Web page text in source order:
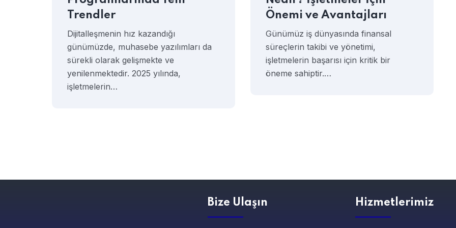
Trendler
Dijitalleşmenin hız kazandığı
günümüzde, muhasebe yazılımları da
sürekli olarak gelişmekte ve
yenilenmektedir. 2025 yılında,
işletmelerin…
Önemi ve Avantajları
Günümüz iş dünyasında finansal
süreçlerin takibi ve yönetimi,
işletmelerin başarısı için kritik bir
öneme sahiptir.…
Bize Ulaşın Hizmetlerimiz